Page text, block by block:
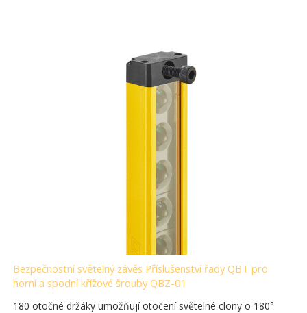
Bezpečnostní světelný závěs Příslušenství řady QBT pro
horní a spodní křížové šrouby QBZ-01
180 otočné držáky umožňují otočení světelné clony o 180°